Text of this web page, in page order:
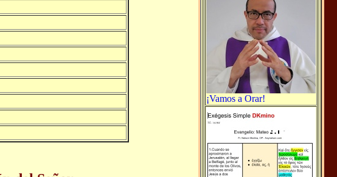
¡Vamos a Orar!